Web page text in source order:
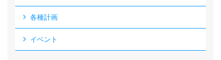
各種計画
イベント